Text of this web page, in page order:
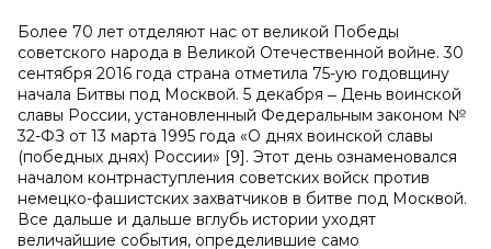
Более 70 лет отделяют нас от великой Победы
советского народа в Великой Отечественной войне. 30
сентября 2016 года страна отметила 75-ую годовщину
начала Битвы под Москвой. 5 декабря ‒ День воинской
славы России, установленный Федеральным законом №
32-ФЗ от 13 марта 1995 года «О днях воинской славы
(победных днях) России» [9]. Этот день ознаменовался
началом контрнаступления советских войск против
немецко-фашистских захватчиков в битве под Москвой.
Все дальше и дальше вглубь истории уходят
величайшие события, определившие само